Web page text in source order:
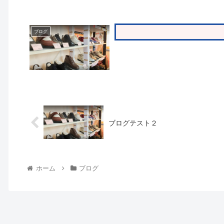
ブログ
ブログテスト２
ホーム ブログ